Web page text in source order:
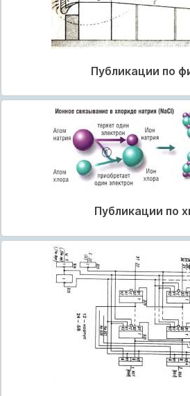
Публикации по
Публикации по